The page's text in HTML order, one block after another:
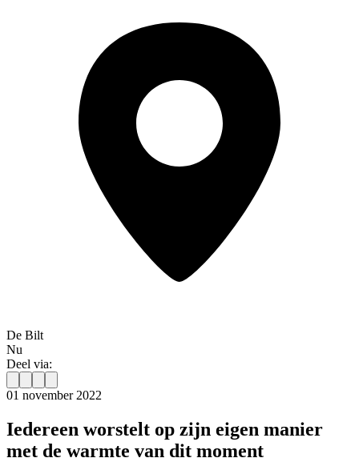
De Bilt
Nu
Deel via:
01 november 2022
Iedereen worstelt op zijn eigen manier
met de warmte van dit moment